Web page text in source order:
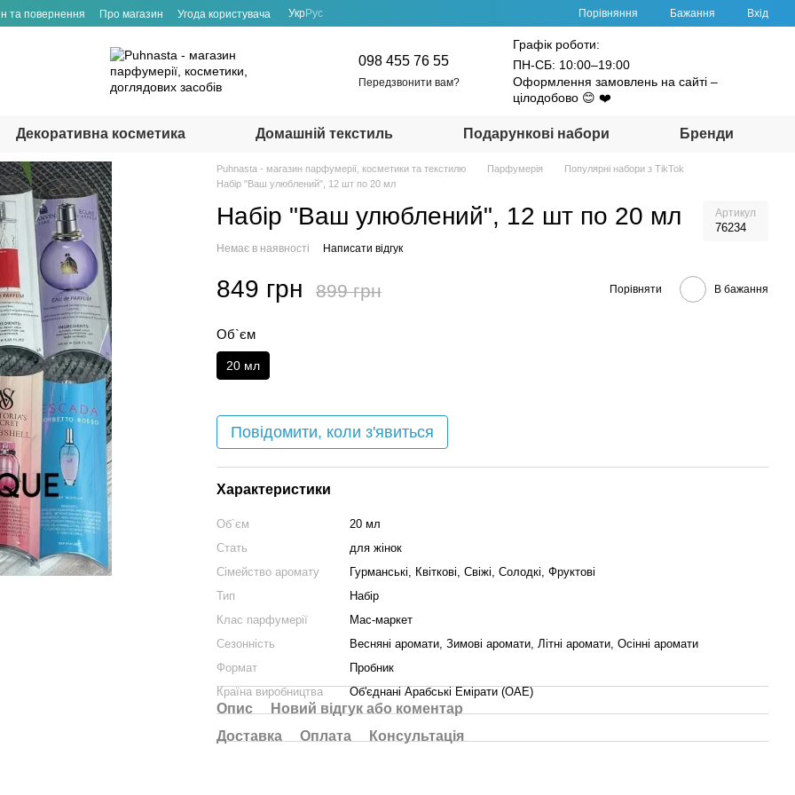
та повернення Про магазин Угода користувача УкрРус Порівняння Бажання Вхід
098 455 76 55
Передзвонити вам?
Графік роботи:
ПН-СБ: 10:00–19:00
Оформлення замовлень на сайті –
цілодобово 😊 ❤️
Декоративна косметика Домашній текстиль Подарункові набори Бренди
Puhnasta - магазин парфумерії, косметики та текстилю Парфумерія
Популярні набори з TikTok
Набір "Ваш улюблений", 12 шт по 20 мл
Набір "Ваш улюблений", 12 шт по 20 мл Артикул
76234
Немає в наявності Написати відгук
849 грн 899 грн Порівняти В бажання
Об`єм
20 мл
Повідомити, коли з'явиться
Характеристики
Об`єм
20 мл
Стать
для жінок
Сімейство аромату
Гурманські, Квіткові, Свіжі, Солодкі, Фруктові
Тип
Набір
Клас парфумерії
Мас-маркет
Сезонність
Весняні аромати, Зимові аромати, Літні аромати, Осінні аромати
Формат
Пробник
Країна виробництва
Об'єднані Арабські Емірати (ОАЕ)
Опис
Новий відгук або коментар
Доставка
Оплата Консультація